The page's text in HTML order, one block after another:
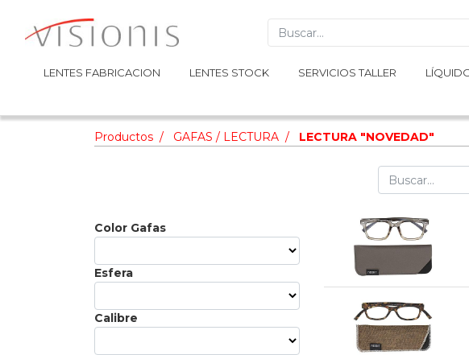
LENTES FABRICACION LENTES STOCK SERVICIOS TALLER
LENTES FABRICACION LENTES STOCK SERVICIOS TALLER
Productos GAFAS / LECTURA LECTURA "NOVEDAD"
Color Gafas
Esfera
Calibre